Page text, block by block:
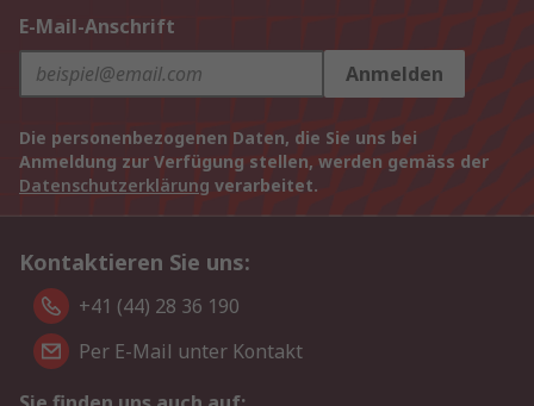
E-Mail-Anschrift
Anmelden
Die personenbezogenen Daten, die Sie uns bei
Anmeldung zur Verfügung stellen, werden gemäss der
Datenschutzerklärung verarbeitet.
Kontaktieren Sie uns:
+41 (44) 28 36 190
Per E-Mail unter Kontakt